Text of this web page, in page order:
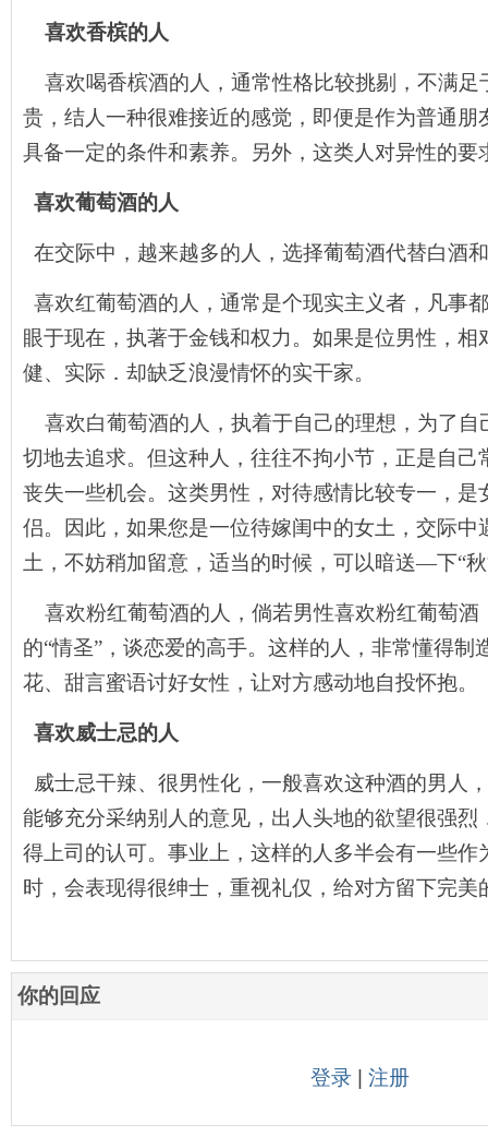
喜欢香槟的人
喜欢喝香槟酒的人，通常性格比较挑剔，不满足
贵，结人一种很难接近的感觉，即便是作为普通朋
具备一定的条件和素养。另外，这类人对异性的要
喜欢葡萄酒的人
在交际中，越来越多的人，选择葡萄酒代替白酒
喜欢红葡萄酒的人，通常是个现实主义者，凡事
眼于现在，执著于金钱和权力。如果是位男性，相
健、实际．却缺乏浪漫情怀的实干家。
喜欢白葡萄酒的人，执着于自己的理想，为了自
切地去追求。但这种人，往往不拘小节，正是自己
丧失一些机会。这类男性，对待感情比较专一，是
侣。因此，如果您是一位待嫁闺中的女土，交际中
土，不妨稍加留意，适当的时候，可以暗送—下“
喜欢粉红葡萄酒的人，倘若男性喜欢粉红葡萄酒
的“情圣”，谈恋爱的高手。这样的人，非常懂得制
花、甜言蜜语讨好女性，让对方感动地自投怀抱。
喜欢威士忌的人
威士忌干辣、很男性化，一般喜欢这种酒的男人
能够充分采纳别人的意见，出人头地的欲望很强烈
得上司的认可。事业上，这样的人多半会有一些作
时，会表现得很绅士，重视礼仅，给对方留下完美
你的回应
登录| 注册